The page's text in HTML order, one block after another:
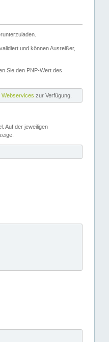
und können Ausreißer,
Sie den PNP-Wert des
Webservices zur Verfügung.
Auf der jeweiligen